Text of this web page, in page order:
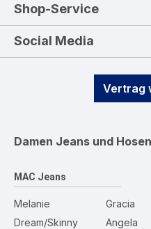
Shop-Service
Social Media
Vertrag
Damen Jeans und Hosen
MAC Jeans
Melanie
Dream/Skinny
Gracia
Angela